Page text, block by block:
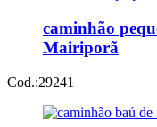
caminhão
Mairiporã
Cod.:29241